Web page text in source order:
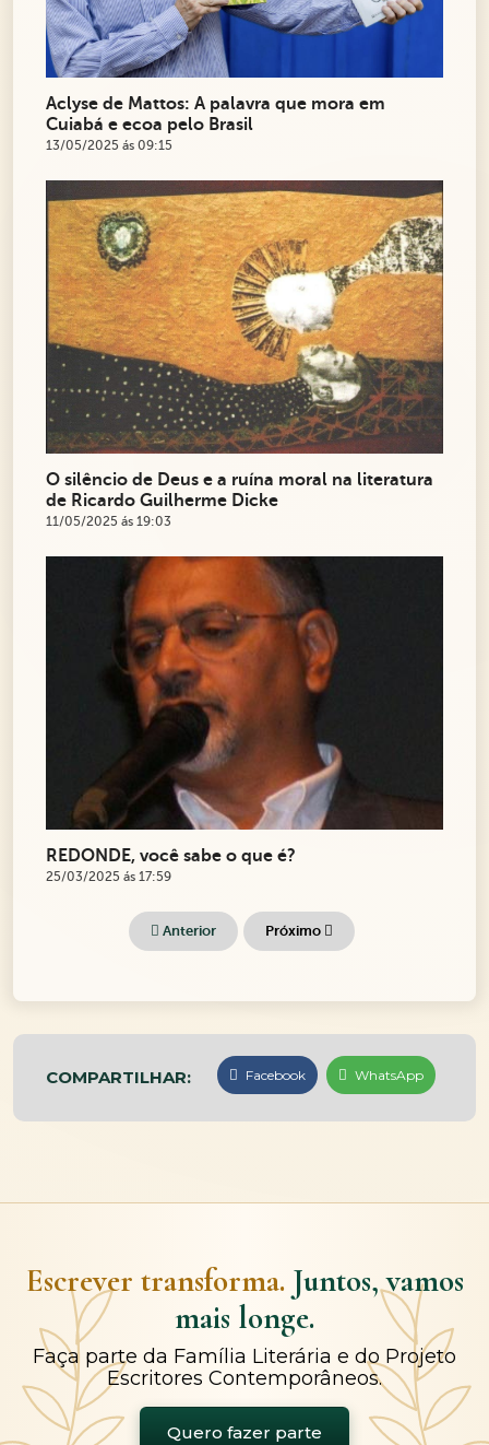
Aclyse de Mattos: A palavra que mora em
Cuiabá e ecoa pelo Brasil
13/05/2025 ás 09:15
O silêncio de Deus e a ruína moral na literatura
de Ricardo Guilherme Dicke
11/05/2025 ás 19:03
REDONDE, você sabe o que é?
25/03/2025 ás 17:59
Anterior Próximo
COMPARTILHAR: Facebook WhatsApp
Escrever transforma. Juntos, vamos
mais longe.
Faça parte da Família Literária e do Projeto
Escritores Contemporâneos.
Quero fazer parte